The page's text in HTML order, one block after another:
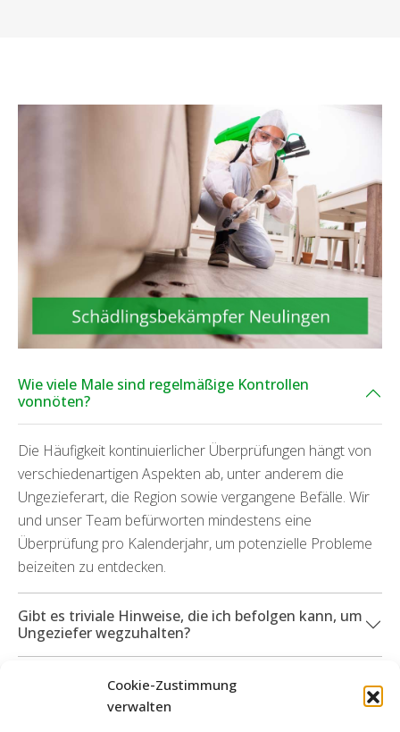
Cookie-Zustimmung
verwalten
Wie viele Male sind regelmäßige Kontrollen
vonnöten?
Die Häufigkeit kontinuierlicher Überprüfungen hängt von
verschiedenartigen Aspekten ab, unter anderem die
Ungezieferart, die Region sowie vergangene Befälle. Wir
und unser Team befürworten mindestens eine
Überprüfung pro Kalenderjahr, um potenzielle Probleme
beizeiten zu entdecken.
Gibt es triviale Hinweise, die ich befolgen kann, um
Ungeziefer wegzuhalten?
Welche Dienstleistungen kann ich in Anspruch
nehmen, wenn durch die verschiedenen
Schädlingsarten Sachschäden aufgekommen sind?